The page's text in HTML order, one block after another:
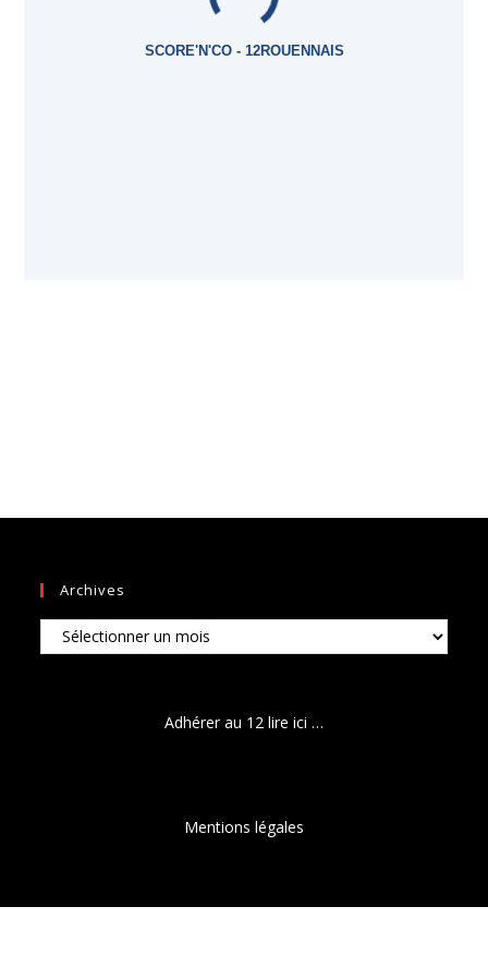
SCORE'N'CO - 12ROUENNAIS
Archives
Archives
Adhérer au 12 lire ici …
Mentions légales